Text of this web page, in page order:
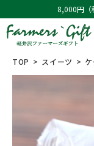
8,000円（
TOP スイーツ